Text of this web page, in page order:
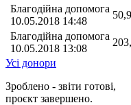
Благодійна допомога
10.05.2018 14:48
Благодійна допомога
10.05.2018 13:08
Усі донори
Зроблено - звіти готові,
проєкт завершено.